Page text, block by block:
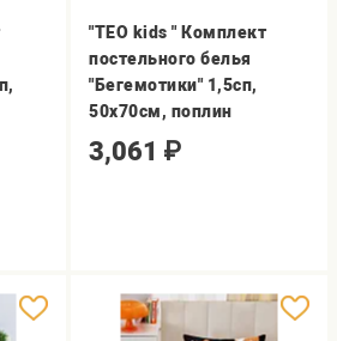
"TEO kids " Комплект
постельного белья
"Бегемотики" 1,5сп,
50х70см, поплин
3,061 ₽